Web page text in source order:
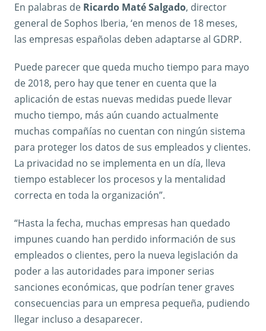
En palabras de Ricardo Maté Salgado, director
general de Sophos Iberia, ‘en menos de 18 meses,
las empresas españolas deben adaptarse al GDRP.
Puede parecer que queda mucho tiempo para mayo
de 2018, pero hay que tener en cuenta que la
aplicación de estas nuevas medidas puede llevar
mucho tiempo, más aún cuando actualmente
muchas compañías no cuentan con ningún sistema
para proteger los datos de sus empleados y clientes.
La privacidad no se implementa en un día, lleva
tiempo establecer los procesos y la mentalidad
correcta en toda la organización”.
“Hasta la fecha, muchas empresas han quedado
impunes cuando han perdido información de sus
empleados o clientes, pero la nueva legislación da
poder a las autoridades para imponer serias
sanciones económicas, que podrían tener graves
consecuencias para un empresa pequeña, pudiendo
llegar incluso a desaparecer.